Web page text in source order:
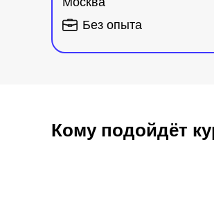
Без опыта
Кому подойдёт